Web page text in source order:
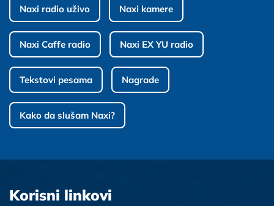
Naxi radio uživo Naxi kamere
Naxi Caffe radio Naxi EX YU radio
Tekstovi pesama Nagrade
Kako da slušam Naxi?
Korisni linkovi